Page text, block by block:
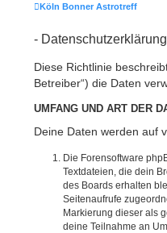
Köln Bonner Astrotreff
- Datenschutzerklärung
Diese Richtlinie
Betreiber“) die Daten
UMFANG UND ART DER
Deine Daten werden auf
Die Forensoftware
Textdateien, die dein
des Boards erhalten
Seitenaufrufe
Markierung dieser als
deine Teilnahme an